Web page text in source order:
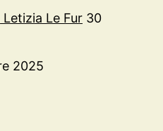
Letizia Le Fur 30
2025